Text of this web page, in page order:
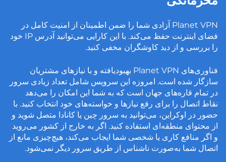
Planet VPN آزادی شما را ضمن اطمینان از امنیت کامل در
فضای اینترنت حفظ می‌کند. با این کارایی می‌توانید آدرس IP خود
را بررسی و از دید کاوشگران مخفی کنید.
فناوری‌های Planet VPN بهبودیافته و با نیازهای مشتریان
سازگار شده است. امروزه این سرویس شامل تعداد زیادی سرور
در تمام قاره‌های جهان است که به شما این امکان را می‌دهد
نقاط اتصال را برای رفع نیازها و خواسته‌های خود انتخاب کنید. با
حضور در اوکراین، می‌توانید به سرور چین یا کانادا متصل شوید و
از محتوای منطقه‌ای استفاده کنید. اگر به خارج از کشور می‌روید
و اگر منافع کاری یا شخصی شما ایجاب می‌کند، هیچ‌چیزی مانع از
اتصال شما به‌صورت ناشناس از طریق سرور دیگر نمی‌شود.